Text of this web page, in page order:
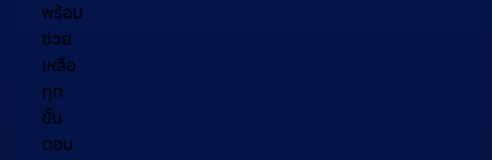
พร้อม
ช่วย
เหลือ
ทุก
ขั้น
ตอน